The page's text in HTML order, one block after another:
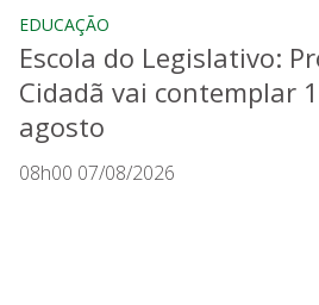
EDUCAÇÃO
Escola do Legislativo:
Cidadã vai contemplar
agosto
08h00 07/08/2026